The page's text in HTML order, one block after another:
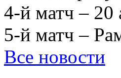
4-й матч – 20
5-й матч –
Все новости